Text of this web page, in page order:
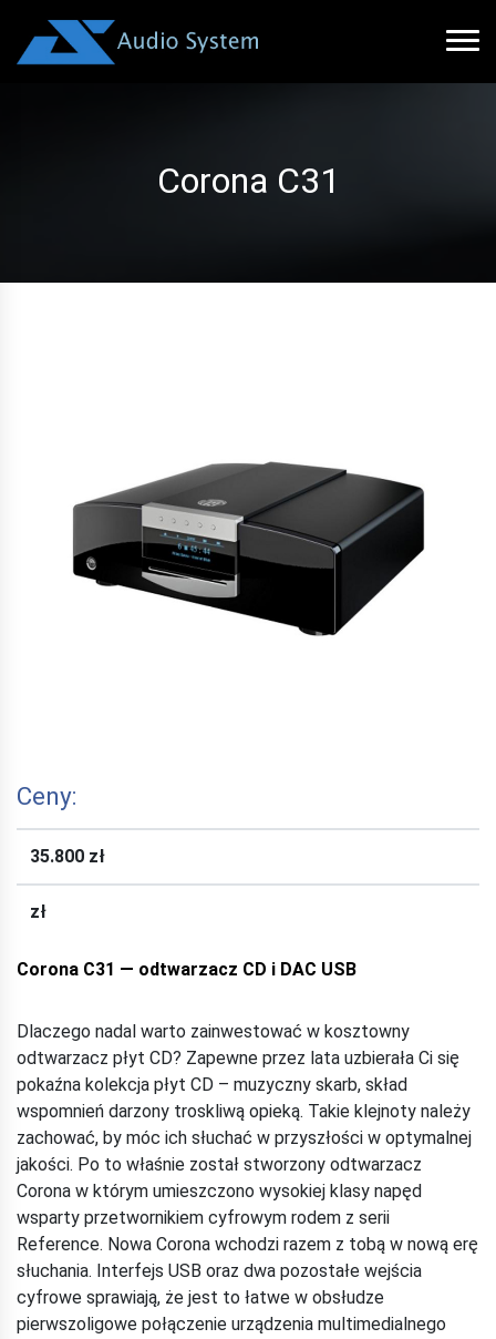
Corona C31
Ceny:
35.800 zł
zł
Corona C31 — odtwarzacz CD i DAC USB
Dlaczego nadal warto zainwestować w kosztowny
odtwarzacz płyt CD? Zapewne przez lata uzbierała Ci się
pokaźna kolekcja płyt CD – muzyczny skarb, skład
wspomnień darzony troskliwą opieką. Takie klejnoty należy
zachować, by móc ich słuchać w przyszłości w optymalnej
jakości. Po to właśnie został stworzony odtwarzacz
Corona w którym umieszczono wysokiej klasy napęd
wsparty przetwornikiem cyfrowym rodem z serii
Reference. Nowa Corona wchodzi razem z tobą w nową erę
słuchania. Interfejs USB oraz dwa pozostałe wejścia
cyfrowe sprawiają, że jest to łatwe w obsłudze
pierwszoligowe połączenie urządzenia multimedialnego